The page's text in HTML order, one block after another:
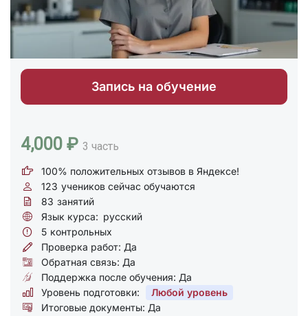
Запись на обучение
4,000 ₽ 3 часть
100% положительных отзывов в Яндексе!
123 учеников сейчас обучаются
83 занятий
Язык курса: русский
5 контрольных
Проверка работ: Да
Обратная связь: Да
Поддержка после обучения: Да
Уровень подготовки:
Любой уровень
Итоговые документы: Да